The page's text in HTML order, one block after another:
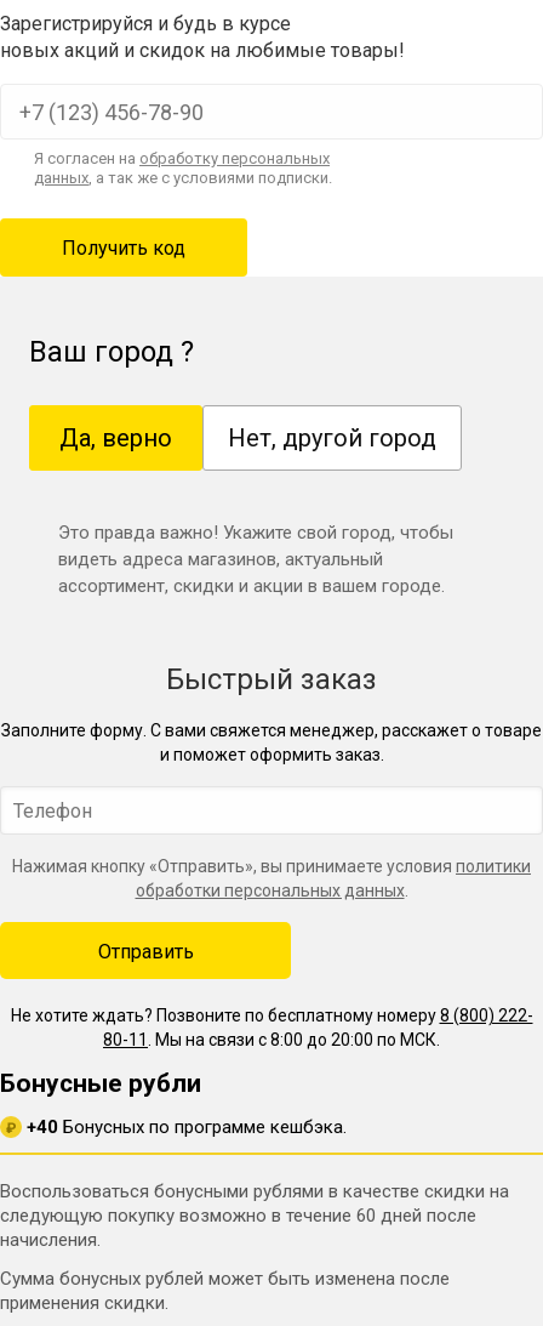
Зарегистрируйся и будь в курсе
новых акций и скидок на любимые товары!
Я согласен на обработку персональных
данных, а так же с условиями подписки.
Ваш город ?
Да, верно Нет, другой город
Это правда важно! Укажите свой город, чтобы
видеть адреса магазинов, актуальный
ассортимент, скидки и акции в вашем городе.
Быстрый заказ
Заполните форму. С вами свяжется менеджер, расскажет о товаре
и поможет оформить заказ.
Нажимая кнопку «Отправить», вы принимаете условия политики
обработки персональных данных.
Не хотите ждать? Позвоните по бесплатному номеру8 (800) 222-
80-11
. Мы на связи с 8:00 до 20:00 по МСК.
Бонусные рубли
₽ +40 Бонусных по программе кешбэка.
Воспользоваться бонусными рублями в качестве скидки на
следующую покупку возможно в течение 60 дней после
начисления.
Сумма бонусных рублей может быть изменена после
применения скидки.